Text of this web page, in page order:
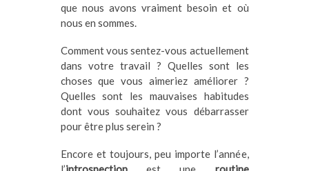
que nous avons vraiment besoin et où
nous en sommes.
Comment vous sentez-vous actuellement
dans votre travail ? Quelles sont les
choses que vous aimeriez améliorer ?
Quelles sont les mauvaises habitudes
dont vous souhaitez vous débarrasser
pour être plus serein ?
Encore et toujours, peu importe l’année,